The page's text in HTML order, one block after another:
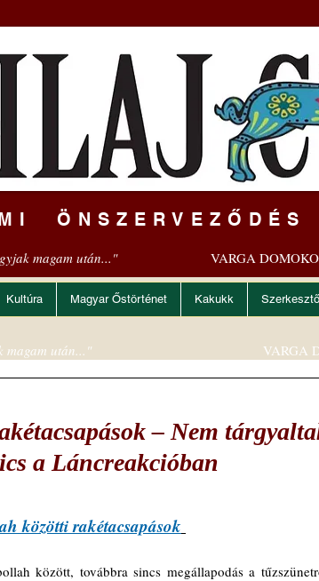
ÖNSZERVEZŐDÉS
magam után..." VARGA
Kultúra Magyar Őstörténet Kakukk
– Nem
a Láncreakcióban
közötti rakétacsapások
között, továbbra sincs megállapodás a
magam után..." VARGA